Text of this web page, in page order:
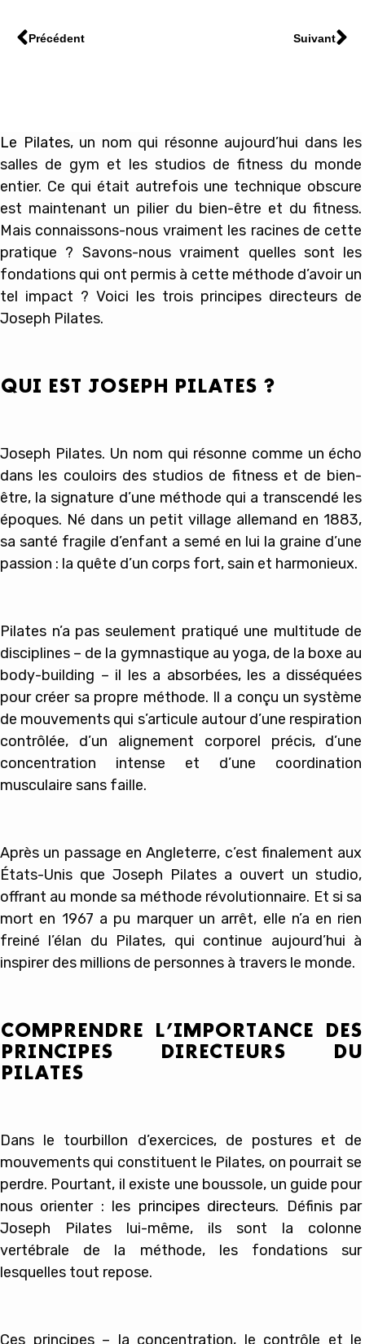
Précédent Suivant
Le Pilates, un nom qui résonne aujourd’hui dans les
salles de gym et les studios de fitness du monde
entier. Ce qui était autrefois une technique obscure
est maintenant un pilier du bien-être et du fitness.
Mais connaissons-nous vraiment les racines de cette
pratique ? Savons-nous vraiment quelles sont les
fondations qui ont permis à cette méthode d’avoir un
tel impact ? Voici les trois principes directeurs de
Joseph Pilates.
QUI EST JOSEPH PILATES ?
Joseph Pilates. Un nom qui résonne comme un écho
dans les couloirs des studios de fitness et de bien-
être, la signature d’une méthode qui a transcendé les
époques. Né dans un petit village allemand en 1883,
sa santé fragile d’enfant a semé en lui la graine d’une
passion : la quête d’un corps fort, sain et harmonieux.
Pilates n’a pas seulement pratiqué une multitude de
disciplines – de la gymnastique au yoga, de la boxe au
body-building – il les a absorbées, les a disséquées
pour créer sa propre méthode. Il a conçu un système
de mouvements qui s’articule autour d’une respiration
contrôlée, d’un alignement corporel précis, d’une
concentration intense et d’une coordination
musculaire sans faille.
Après un passage en Angleterre, c’est finalement aux
États-Unis que Joseph Pilates a ouvert un studio,
offrant au monde sa méthode révolutionnaire. Et si sa
mort en 1967 a pu marquer un arrêt, elle n’a en rien
freiné l’élan du Pilates, qui continue aujourd’hui à
inspirer des millions de personnes à travers le monde.
COMPRENDRE L’IMPORTANCE DES
PRINCIPES DIRECTEURS DU
PILATES
Dans le tourbillon d’exercices, de postures et de
mouvements qui constituent le Pilates, on pourrait se
perdre. Pourtant, il existe une boussole, un guide pour
nous orienter : les principes directeurs. Définis par
Joseph Pilates lui-même, ils sont la colonne
vertébrale de la méthode, les fondations sur
lesquelles tout repose.
Ces principes – la concentration, le contrôle et le